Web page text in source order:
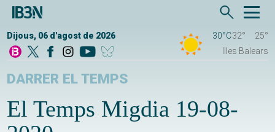
Dijous, 06 d'agost de 2026 30°C32°
25°
Illes Balears
DARRER EL TEMPS
El Temps Migdia 19-08-